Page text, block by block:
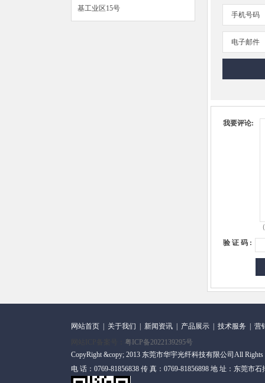
基工业区15号
手机号码
电子邮件
我要评论:
验 证 码 :
网站首页 关于我们 新闻资讯 产品展示 技术服务
营
粤ICP备2022139295号
CopyRight &copy; 2013 东莞市华宇光纤科技有限公司All
电 话：0769-81856838 传 真：0769-81856898 地 址：东莞市